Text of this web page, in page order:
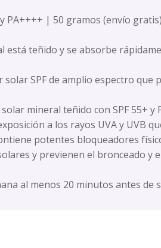
PA++++ | 50 gramos (envío gratis)
teñido y se absorbe
solar SPF de amplio espectro
solar mineral teñido con SPF
a los rayos UVA y UVB
Contiene potentes bloqueadores
y previenen el bronceado y
al menos 20 minutos antes de